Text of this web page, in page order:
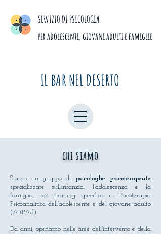
SERVIZIO DI PSICOLOGIA
per adolescenti, giovani adulti e famiglie
IL BAR NEL DESERTO
chi siamo
Siamo un gruppo di psicologhe psicoterapeute
specializzate sull'infanzia, l’adolescenza e la
famiglia, con training specifico in Psicoterapia
Psicoanalitica dell’adolescente e del giovane adulto
(ARPAd).
Da anni, operiamo nelle aree dell’intervento e della